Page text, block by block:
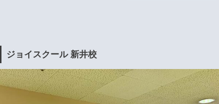
ジョイスクール 新井校